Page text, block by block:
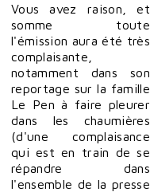
participant
l'émission
Polit'producteur
(non
vérifié)
Vous avez raison, et
somme toute
l'émission aura été très
complaisante,
notamment dans son
reportage sur la famille
Le Pen à faire pleurer
dans les chaumières
(d'une complaisance
qui est en train de se
répandre dans
l'ensemble de la presse